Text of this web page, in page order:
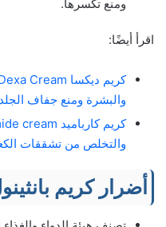
ومنع تكسرها.
اقرأ أيضًا:
والبشرة ومنع جفاف الجلد
كريم كار
والتخلص من تشققات
أضرار كريم